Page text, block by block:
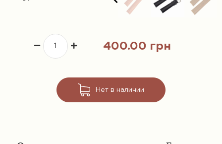
Ремешки 21 мм
Ремешки 23 мм
Ремешки для часов Tissot
Ремешки для часов Ulysse Nardin
400.00 грн
Нет в наличии